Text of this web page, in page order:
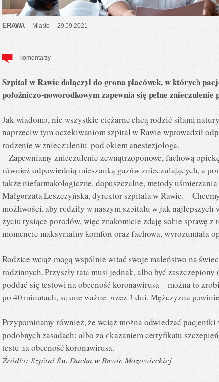
ERAWA Miasto 29.09.2021
komentarzy
Szpital w Rawie dołączył do grona placówek, w których
położniczo-noworodkowym zapewnia się pełne
Jak wiadomo, nie wszystkie ciężarne chcą rodzić siłami
naprzeciw tym oczekiwaniom szpital w Rawie wprowadził
rodzenie w znieczuleniu, pod okiem anestezjologa.
– Zapewniamy znieczulenie zewnątrzoponowe, fachową
również odpowiednią mieszanką gazów znieczulających, a
także niefarmakologiczne, dopuszczalne, metody
Małgorzata Leszczyńska, dyrektor szpitala w Rawie. –
możliwości, aby rodziły w naszym szpitalu w jak najlepszych
życiu tysiące porodów, więc znakomicie zdaję sobie sprawę z
momencie maksymalny komfort oraz fachowa, wyrozumiała
Rodzice wciąż mogą wspólnie witać swoje maleństwo na
rodzinnych. Przyszły tata musi jednak, albo być
poddać się testowi na obecność koronawirusa – można to
po 40 minutach, są one ważne przez 3 dni. Mężczyzna
Przypominamy również, że wciąż można odwiedzać
podobnych zasadach: albo za okazaniem certyfikatu
testu na obecność koronawirusa.
Źródło: Szpital Św. Ducha w Rawie Mazowieckiej